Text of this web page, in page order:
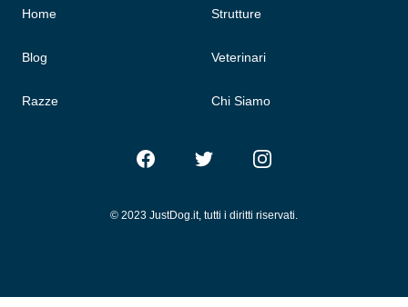
Home
Blog
Razze
Strutture
Veterinari
Chi Siamo
FacebookTwitter Instagram
© 2023 JustDog.it, tutti i diritti riservati.